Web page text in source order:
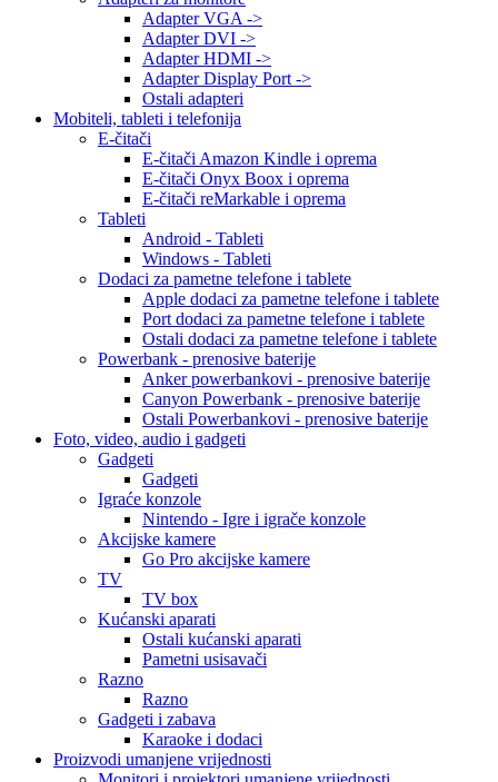
Adapter VGA ->
Adapter DVI ->
Adapter HDMI ->
Adapter Display Port ->
Ostali adapteri
Mobiteli, tableti i telefonija
E-čitači
E-čitači Amazon Kindle i oprema
E-čitači Onyx Boox i oprema
E-čitači reMarkable i oprema
Tableti
Android - Tableti
Windows - Tableti
Dodaci za pametne telefone i tablete
Apple dodaci za pametne telefone i tablete
Port dodaci za pametne telefone i tablete
Ostali dodaci za pametne telefone i tablete
Powerbank - prenosive baterije
Anker powerbankovi - prenosive baterije
Canyon Powerbank - prenosive baterije
Ostali Powerbankovi - prenosive baterije
Foto, video, audio i gadgeti
Gadgeti
Gadgeti
Igraće konzole
Nintendo - Igre i igrače konzole
Akcijske kamere
Go Pro akcijske kamere
TV
TV box
Kućanski aparati
Ostali kućanski aparati
Pametni usisavači
Razno
Razno
Gadgeti i zabava
Karaoke i dodaci
Proizvodi umanjene vrijednosti